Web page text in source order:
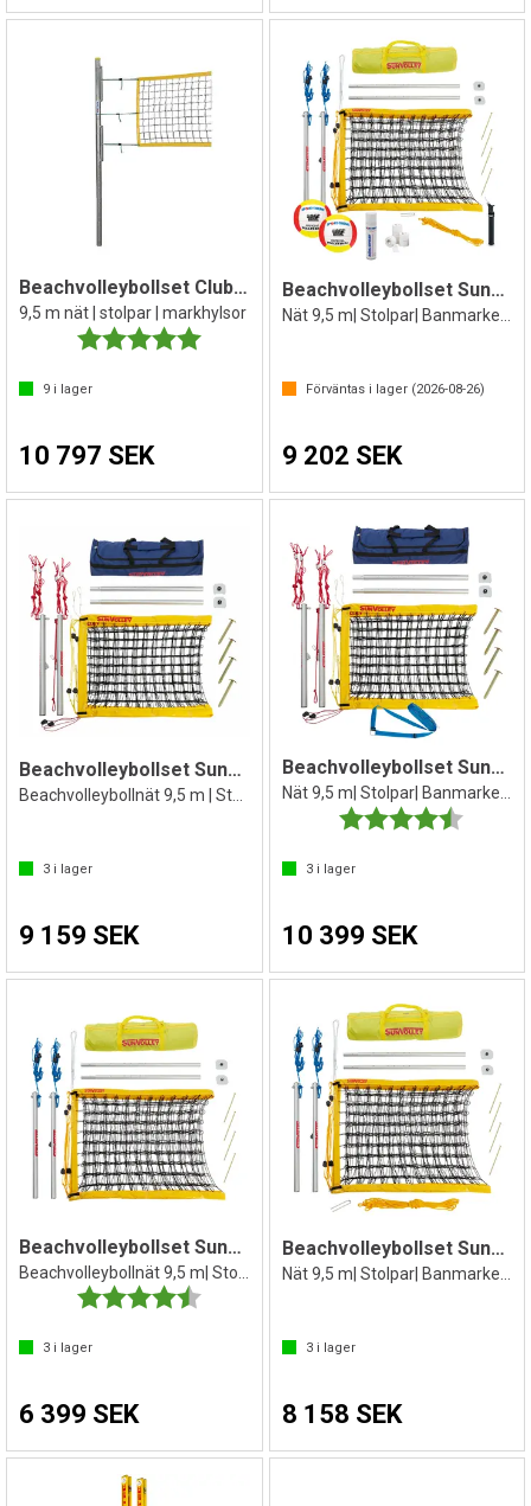
Beachvolleybollset Club II 9,5m
9,5 m nät | stolpar | markhylsor
Betyg:
5.0 utav 5 stjärnor
9 i lager
10 797 SEK
Beachvolleybollset SunVolley Komplett
Förväntas i lager (2026-08-26)
9 202 SEK
Beachvolleybollset SunVolley Plus
3 i lager
9 159 SEK
Beachvolleybollset SunVolley Plus+
Betyg:
3i lager
10 399 SEK
Beachvolleybollset SunVolley Standard
Betyg:
4.5 utav 5 stjärnor
3 i lager
6 399 SEK
Beachvolleybollset SunVolley Standard+
Nät 9,5 m| Stolpar| Banmarkering| Bag
3i lager
8 158 SEK